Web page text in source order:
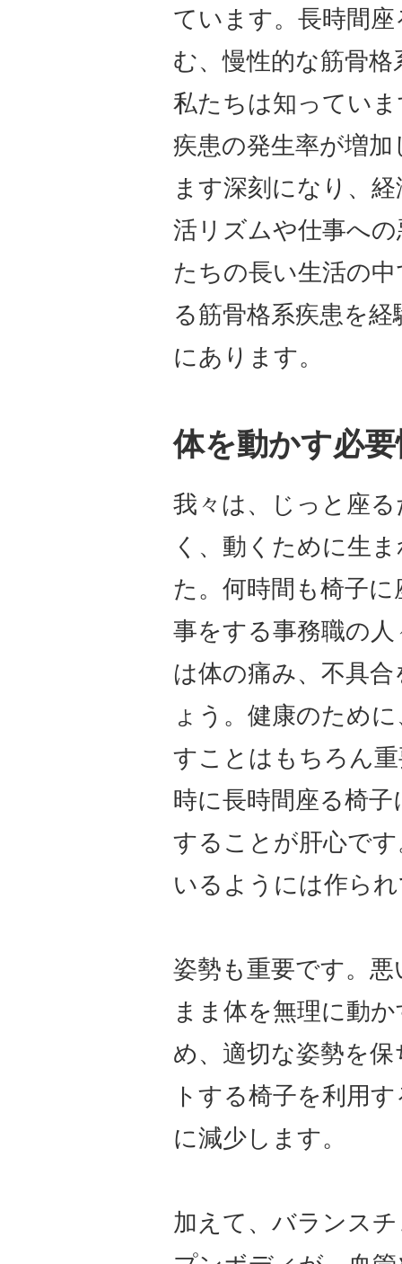
ています。長時間
む、慢性的な筋骨
私たちは知ってい
疾患の発生率が増
ます深刻になり、
活リズムや仕事へ
たちの長い生活の
る筋骨格系疾患を
にあります。
体を動かす必
我々は、じっと座
く、動くために生
た。何時間も椅子
事をする事務職の
は体の痛み、不具
ょう。健康のため
すことはもちろん
時に長時間座る椅
することが肝心で
いるようには作ら
姿勢も重要です。
まま体を無理に動
め、適切な姿勢を
トする椅子を利用
に減少します。
加えて、バランス